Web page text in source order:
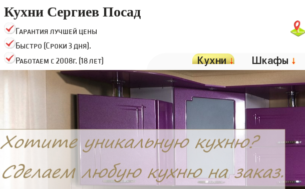
Кухни Сергиев Посад
Гарантия лучшей цены
Быстро (Сроки 3 дня).
Работаем с 2008г. (18 лет)
Кухни↓ Шкафы ↓